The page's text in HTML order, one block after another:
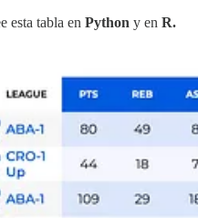
esta tabla en Python y en R.